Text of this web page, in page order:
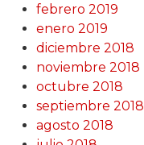
febrero 2019
enero 2019
diciembre 2018
noviembre 2018
octubre 2018
septiembre 2018
agosto 2018